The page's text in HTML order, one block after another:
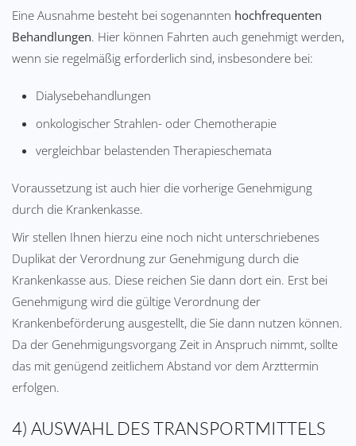
Eine Ausnahme besteht bei sogenannten hochfrequenten
Behandlungen. Hier können Fahrten auch genehmigt werden,
wenn sie regelmäßig erforderlich sind, insbesondere bei:
Dialysebehandlungen
onkologischer Strahlen- oder Chemotherapie
vergleichbar belastenden Therapieschemata
Voraussetzung ist auch hier die vorherige Genehmigung
durch die Krankenkasse.
Wir stellen Ihnen hierzu eine noch nicht unterschriebenes
Duplikat der Verordnung zur Genehmigung durch die
Krankenkasse aus. Diese reichen Sie dann dort ein. Erst bei
Genehmigung wird die gültige Verordnung der
Krankenbeförderung ausgestellt, die Sie dann nutzen können.
Da der Genehmigungsvorgang Zeit in Anspruch nimmt, sollte
das mit genügend zeitlichem Abstand vor dem Arzttermin
erfolgen.
4) AUSWAHL DES TRANSPORTMITTELS